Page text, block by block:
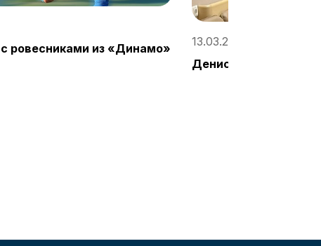
ровесниками из «Динамо»
13.03.2022, 23:29
Денис Адамов